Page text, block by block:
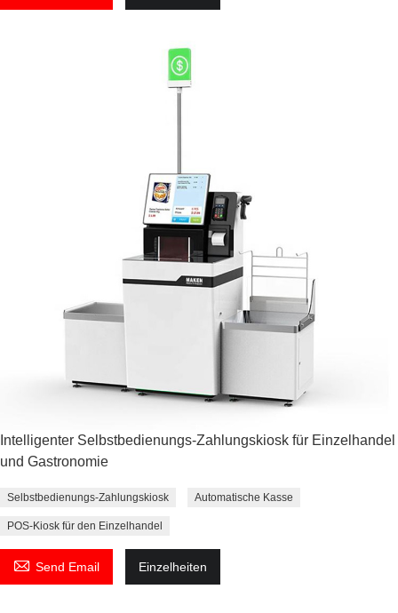
Intelligenter Selbstbedienungs-Zahlungskiosk für Einzelhandel
und Gastronomie
Selbstbedienungs-Zahlungskiosk Automatische Kasse
POS-Kiosk für den Einzelhandel
 Send Email Einzelheiten